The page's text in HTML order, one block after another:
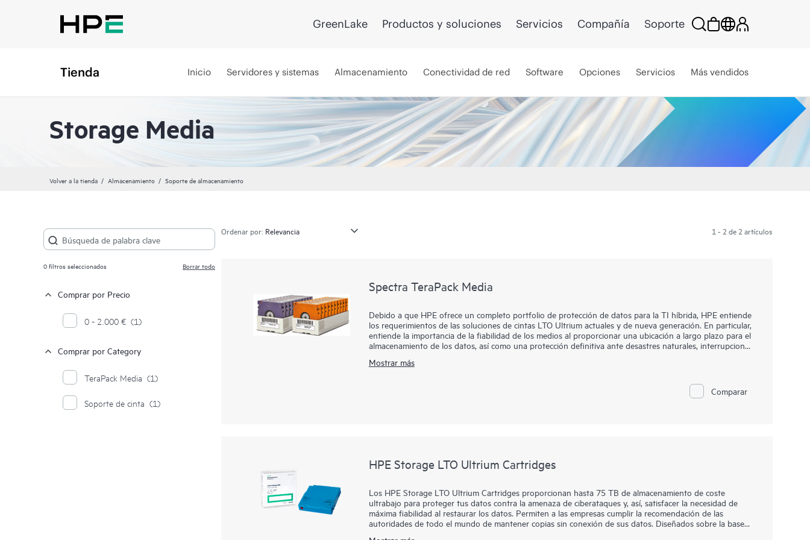
GreenLake Productos y soluciones Servicios Compañía Soporte
Tienda Inicio Servidores y sistemas Almacenamiento Conectividad de red Software Opciones Servicios Más vendidos
Storage Media
Volver a la tienda Almacenamiento Soporte de almacenamiento
0filtros seleccionados Borrar todo
Comprar por Precio
0 - 2.000 € (1)
Comprar por Category
TeraPack Media (1)
Soporte de cinta (1)
Ordenar por: 1 - 2 de 2 artículos
Spectra TeraPack Media
Debido a que HPE ofrece un completo portfolio de protección de datos para la TI híbrida, HPE entiende
los requerimientos de las soluciones de cintas LTO Ultrium actuales y de nueva generación. En particular,
entiende la importancia de la fiabilidad de los medios al proporcionar una ubicación a largo plazo para el
almacenamiento de los datos, así como una protección definitiva ante desastres naturales, interrupciones
han diseñado para garantizar que los clientes dispongan de la solución de almacenamiento en cinta
continuas que simplifican prácticamente todos los aspectos del proceso de gestión de medios.
Mostrar más
Comparar
HPE Storage LTO Ultrium Cartridges
Los HPE Storage LTO Ultrium Cartridges proporcionan hasta 75 TB de almacenamiento de coste
ultrabajo para proteger tus datos contra la amenaza de ciberataques y, así, satisfacer la necesidad de
máxima fiabilidad al restaurar los datos. Permiten a las empresas cumplir la recomendación de las
autoridades de todo el mundo de mantener copias sin conexión de sus datos. Diseñados sobre la base